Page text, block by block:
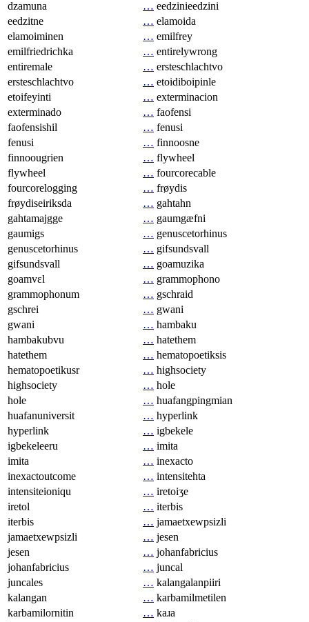
dzamuna
… eedzinieedzini
eedzitne
… elamoida
elamoiminen
… emilfrey
emilfriedrichka
… entirelywrong
entiremale
… ersteschlachtvo
ersteschlachtvo
… etoidiboipinle
etoifeyinti
… exterminacion
exterminado
… faofensi
faofensishil
… fenusi
fenusi
… finnoosne
finnoougrien
… flywheel
flywheel
… fourcorecable
fourcorelogging
… frøydis
frøydiseiriksda
… gahtahn
gahtamajgge
… gaumgæfni
gaumigs
… genuscetorhinus
genuscetorhinus
… gifsundsvall
gifsundsvall
… goamuzika
goamvɛl
… grammophono
grammophonum
… gschraid
gschrei
… gwani
gwani
… hambaku
hambakubvu
… hatethem
hatethem
… hematopoetiksis
hematopoetikusr
… highsociety
highsociety
… hole
hole
… huafangpingmian
huafanuniversit
… hyperlink
hyperlink
… igbekele
igbekeleeru
… imita
imita
… inexacto
inexactoutcome
… intensitehta
intensiteioniqu
… iretoiʒe
iretol
… iterbis
iterbis
… jamaetxewpsizli
jamaetxewpsizli
… jesen
jesen
… johanfabricius
johanfabricius
… juncal
juncales
… kalangalanpiiri
kalangan
… karbamilmetilen
karbamilornitin
… kaɹa